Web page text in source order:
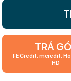
TRẢ
FE Credit, mcredit,
HD